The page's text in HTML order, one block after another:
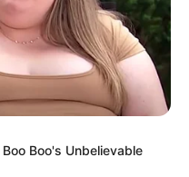
Boo's Unbelievable